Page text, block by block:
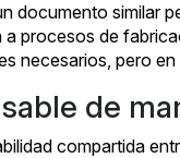
documento similar
a procesos de
necesarios, pero
de
compartida